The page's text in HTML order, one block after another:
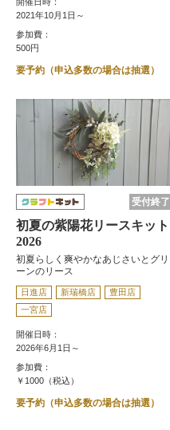
2021年10月1日～
参加費：
500円
要予約（申込多数の場合は抽選）
受付終了
初夏の紫陽花リースキット
2026
初夏らしく爽やかなあじさいとグリ
ーンのリース
日進店 新瑞橋店
豊田店
一宮店
開催日時：
2026年6月1日～
参加費：
￥1000（税込）
要予約（申込多数の場合は抽選）